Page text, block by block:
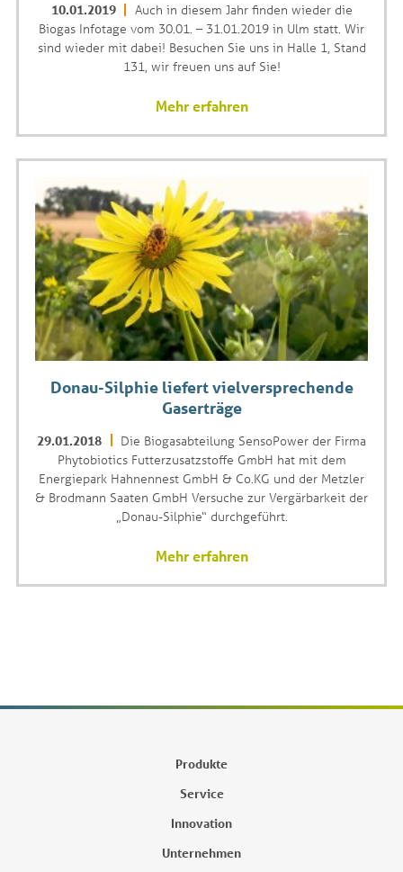
10.01.2019
Auch in diesem Jahr finden wieder die
Biogas Infotage vom 30.01. – 31.01.2019 in Ulm statt. Wir
sind wieder mit dabei! Besuchen Sie uns in Halle 1, Stand
131, wir freuen uns auf Sie!
Mehr erfahren
Donau-Silphie liefert vielversprechende
Gaserträge
29.01.2018
Die Biogasabteilung SensoPower der Firma
Phytobiotics Futterzusatzstoffe GmbH hat mit dem
Energiepark Hahnennest GmbH & Co.KG und der Metzler
& Brodmann Saaten GmbH Versuche zur Vergärbarkeit der
„Donau-Silphie“ durchgeführt.
Mehr erfahren
Produkte
Service
Innovation
Unternehmen